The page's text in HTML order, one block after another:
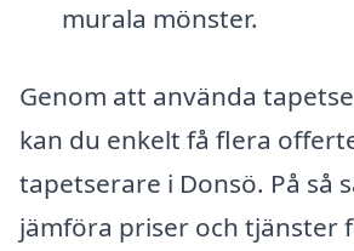
murala mönster.
Genom att använda
kan du enkelt få flera
tapetserare i Donsö. På så
jämföra priser och tjänster